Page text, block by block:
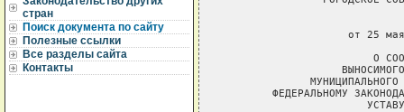
стран
Поиск документа по сайту
Полезные ссылки
Все разделы сайта
Контакты
от 25
О
ФЕДЕРАЛЬНОМУ